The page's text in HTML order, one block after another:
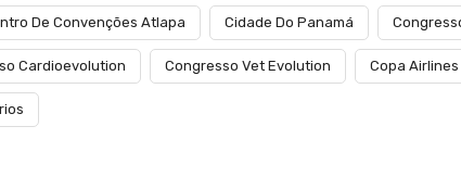
De Convenções Atlapa Cidade Do Panamá
Cardioevolution Congresso Vet Evolution Copa Airlines